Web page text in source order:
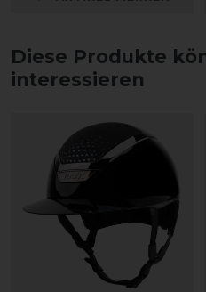
Diese Produkte
interessieren